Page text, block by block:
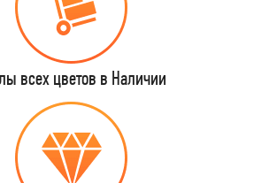
всех цветов в Наличии